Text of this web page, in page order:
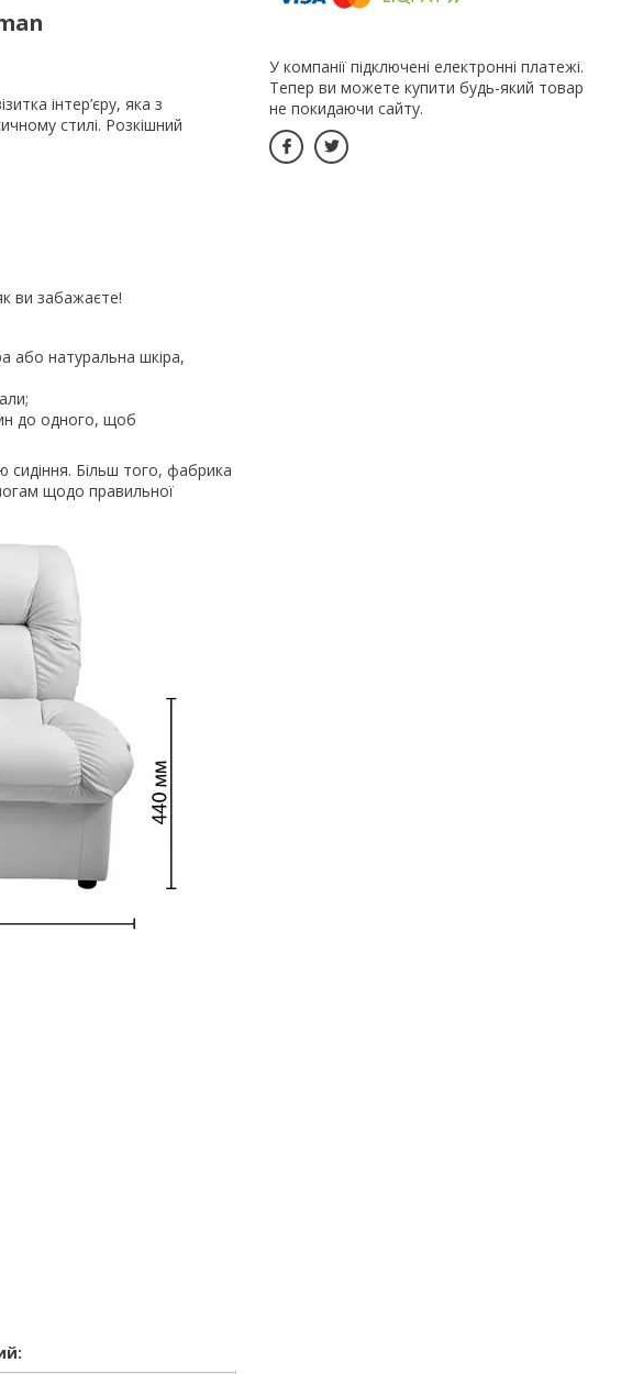
інтер’єру, яка з
стилі. Розкішний
ви забажаєте!
або натуральна шкіра,
до одного, щоб
сидіння. Більш того, фабрика
щодо правильної
У компанії підключені електронні платежі.
Тепер ви можете купити будь-який товар
не покидаючи сайту.